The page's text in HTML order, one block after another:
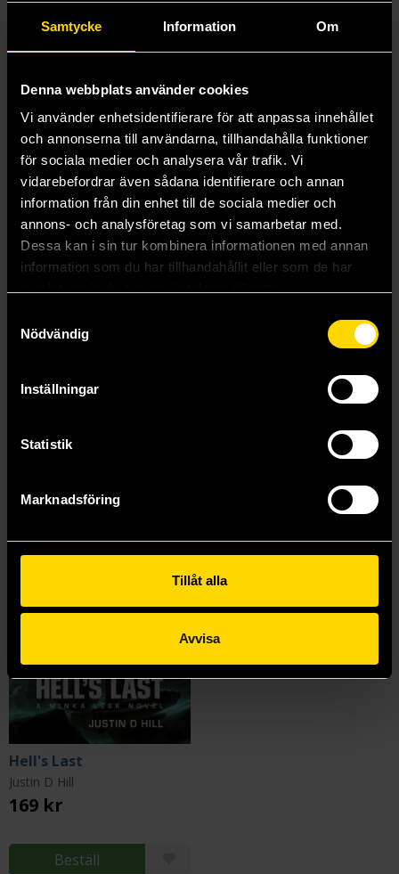
Samtycke Information Om
Denna webbplats använder cookies
Vi använder enhetsidentifierare för att anpassa innehållet
och annonserna till användarna, tillhandahålla funktioner
för sociala medier och analysera vår trafik. Vi
vidarebefordrar även sådana identifierare och annan
information från din enhet till de sociala medier och
annons- och analysföretag som vi samarbetar med.
Dessa kan i sin tur kombinera informationen med annan
information som du har tillhandahållit eller som de har
Nödvändig
Inställningar
Statistik
Marknadsföring
Tillåt alla
Avvisa
Morvenn Vahl: Spear of Faith
Jude Reid
169 kr
Beställ
Hell's Last
Justin D Hill
169 kr
Beställ